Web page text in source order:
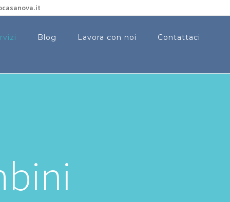
Blog Lavora con noi Contattaci